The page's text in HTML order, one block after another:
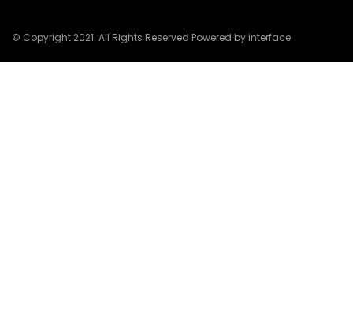
© Copyright 2021. All Rights Reserved Powered by interface